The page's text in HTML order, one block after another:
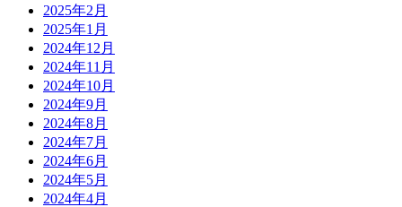
2025年2月
2025年1月
2024年12月
2024年11月
2024年10月
2024年9月
2024年8月
2024年7月
2024年6月
2024年5月
2024年4月